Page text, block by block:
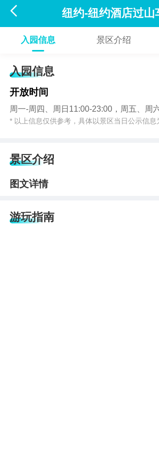
 纽约-纽约酒店过山
入园信息 景区介绍
入园信息
开放时间
周一-周四、周日11:00-23:00，周五、周
* 以上信息仅供参考，具体以景区当日公示信息
景区介绍
图文详情
游玩指南